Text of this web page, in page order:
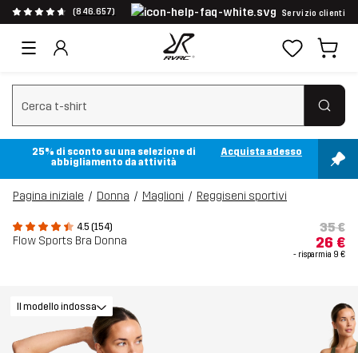
(846.657) Servizio clienti
Cancella ricerca
25% di sconto su una selezione di
abbigliamento da attività
Acquista adesso
Pagina iniziale Donna Maglioni Reggiseni sportivi
4.5 (154)
Flow Sports Bra Donna
35 €
26 €
- risparmia 9 €
Il modello indossa